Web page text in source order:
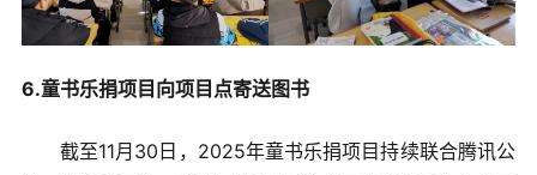
6.童书乐捐项目向项目点寄送图书
截至11月30日，2025年童书乐捐项目持续联合腾讯公